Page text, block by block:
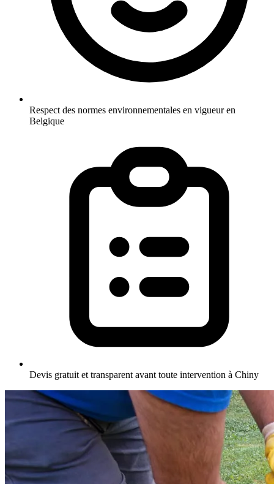
Respect des normes environnementales en vigueur en
Belgique
Devis gratuit et transparent avant toute intervention à Chiny